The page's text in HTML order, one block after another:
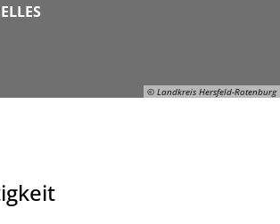
© Landkreis Hersfeld-Rotenburg